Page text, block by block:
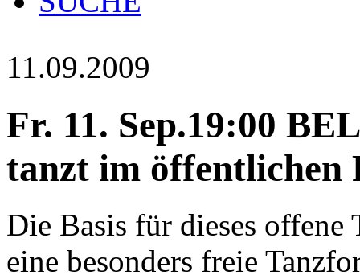
11.09.2009
Fr. 11. Sep.19:00
tanzt im öffentlichen
Die Basis für dieses
eine besonders freie